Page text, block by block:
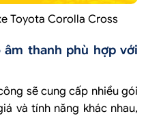
Toyota Corolla Cross
thanh phù hợp với
sẽ cung cấp nhiều gói
và tính năng khác nhau,